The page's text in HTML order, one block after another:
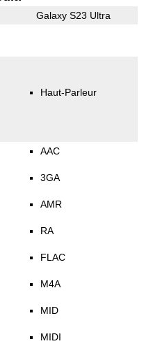
Galaxy S23 Ultra
Haut-Parleur
AAC
3GA
AMR
RA
FLAC
M4A
MID
MIDI